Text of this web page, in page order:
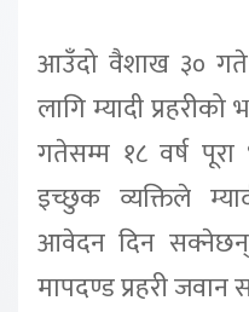
आउँदो वैशाख ३०
लागि म्यादी
गतेसम्म १८ वर्ष
इच्छुक व्यक्तिले
आवेदन दिन सक्नेछन्
मापदण्ड प्रहरी